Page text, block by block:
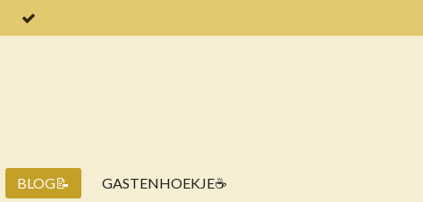
BLOG📝 GASTENHOEKJE☕️